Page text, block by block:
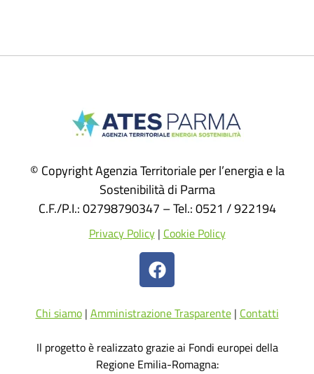
© Copyright Agenzia Territoriale per l’energia e la
Sostenibilità di Parma
C.F./P.I.: 02798790347 – Tel.: 0521 / 922194
Privacy Policy| Cookie Policy
Chi siamo| Amministrazione Trasparente| Contatti
Il progetto è realizzato grazie ai Fondi europei della
Regione Emilia-Romagna: